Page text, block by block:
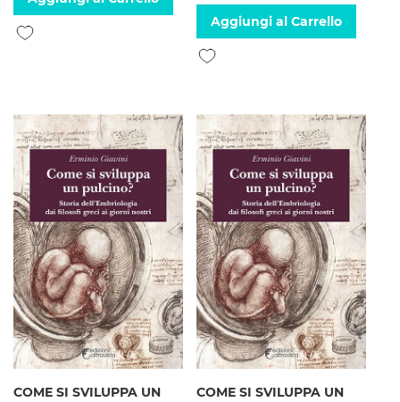
Aggiungi alla lista desideri Aggiungi al Carrello
Aggiungi alla lista desideri
COME SI SVILUPPA UN
COME SI SVILUPPA UN